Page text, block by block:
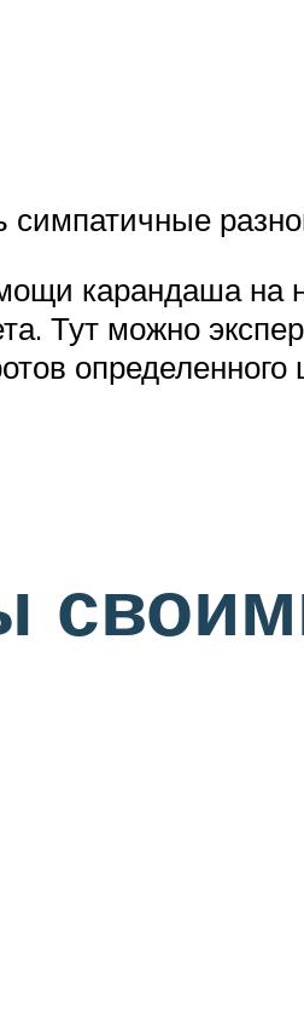
карандаша на
Тут можно